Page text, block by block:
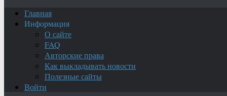
Главная
Информация
О сайте
FAQ
Авторские права
Как выкладывать новости
Полезные сайты
Войти